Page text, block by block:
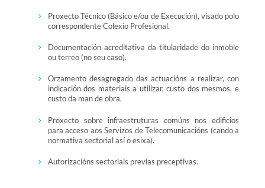
Proxecto Técnico (Básico e/ou de Execución), visado polo
correspondente Colexio Profesional.
Documentación acreditativa da titularidade do inmoble
ou terreo (no seu caso).
Orzamento desagregado das actuacións a realizar, con
indicación dos materiais a utilizar, custo dos mesmos, e
custo da man de obra.
Proxecto sobre infraestruturas comúns nos edificios
para acceso aos Servizos de Telecomunicacións (cando a
normativa sectorial así o esixa).
Autorizacións sectoriais previas preceptivas.